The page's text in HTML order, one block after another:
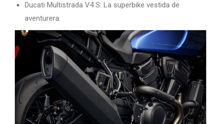
Ducati Multistrada V4 S: La superbike vestida de
aventurera.